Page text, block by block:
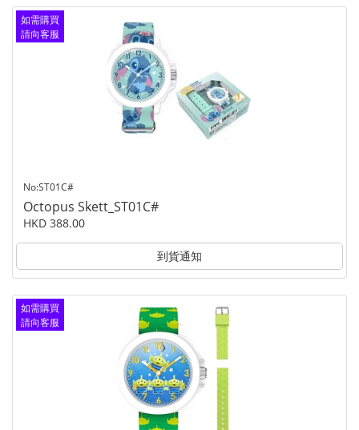
如需購買
請向客服
No:ST01C#
Octopus Skett_ST01C#
HKD 388.00
到貨通知
如需購買
請向客服